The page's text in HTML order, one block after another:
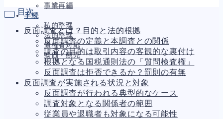
事業再編
手続
私的整理
法的整理
債権者対応
換価・競売
財務
663
資金繰り192
融資278
目次
反面調査とは？目的と法的根拠
反面調査の定義と本調査との関係
調査の目的は取引内容の客観的な裏付け
根拠となる国税通則法の「質問検査権」
反面調査は拒否できるか？罰則の有無
反面調査が実施される状況と対象
反面調査が行われる典型的なケース
調査対象となる関係者の範囲
従業員や退職者も対象になる可能性